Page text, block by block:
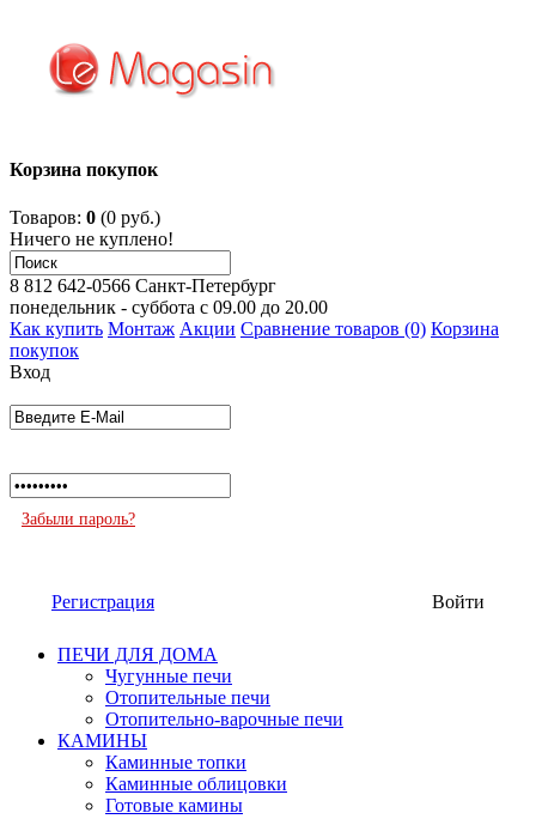
Корзина покупок
Товаров: 0 (0 руб.)
Ничего не куплено!
8 812 642-0566 Санкт-Петербург
понедельник - суббота с 09.00 до 20.00
Как купить Монтаж Акции Сравнение товаров (0) Корзина
покупок
Вход
Забыли пароль?
Регистрация Войти
ПЕЧИ ДЛЯ ДОМА
Чугунные печи
Отопительные печи
Отопительно-варочные печи
КАМИНЫ
Каминные топки
Каминные облицовки
Готовые камины